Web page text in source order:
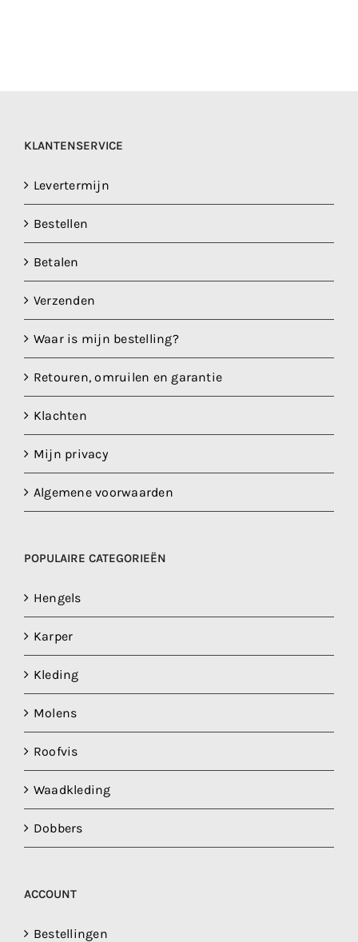
KLANTENSERVICE
Levertermijn
Bestellen
Betalen
Verzenden
Waar is mijn bestelling?
Retouren, omruilen en garantie
Klachten
Mijn privacy
Algemene voorwaarden
POPULAIRE CATEGORIEËN
Hengels
Karper
Kleding
Molens
Roofvis
Waadkleding
Dobbers
ACCOUNT
Bestellingen